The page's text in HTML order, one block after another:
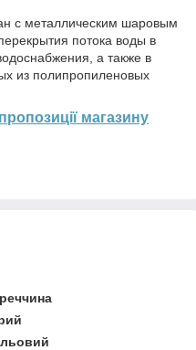
с металлическим шаровым
потока воды в
а также в
из полипропиленовых
магазину